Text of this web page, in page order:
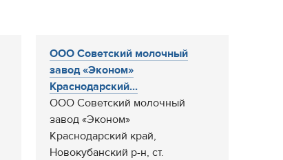
ООО Советский молочный
завод «Эконом»
Краснодарский...
ООО Советский молочный
завод «Эконом»
Краснодарский край,
Новокубанский р-н, ст.